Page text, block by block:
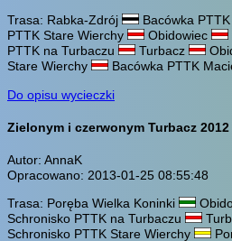
Trasa: Rabka-Zdrój
Bacówka
PTTK Stare Wierchy
Obidowiec
PTTK na Turbaczu
Turbacz
Stare Wierchy
Bacówka PTTK
Do opisu wycieczki
Zielonym i czerwonym Turbacz 2012
Autor: AnnaK
Opracowano: 2013-01-25 08:55:48
Trasa: Poręba Wielka Koninki
Schronisko PTTK na Turbaczu
Schronisko PTTK Stare Wierchy